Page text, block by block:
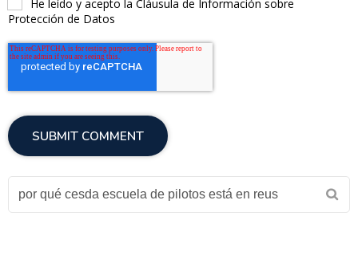
He leído y acepto la Cláusula de Información sobre
Protección de Datos